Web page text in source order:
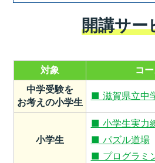
開講サー
対象
コ
中学受験を
お考えの小学生
■ 滋賀県立中
小学生
■ 小学生実力
■ パズル道場
■ プログラミ